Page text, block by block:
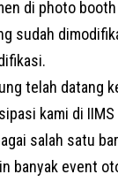
di photo
sudah
telah datang
kami di
salah satu
banyak event